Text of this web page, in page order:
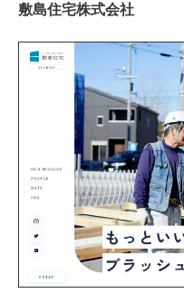
敷島住宅株式会社